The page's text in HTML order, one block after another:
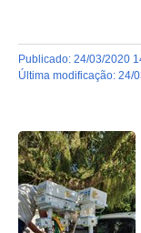
publicado: 24/03/2020
última modificação: 24/